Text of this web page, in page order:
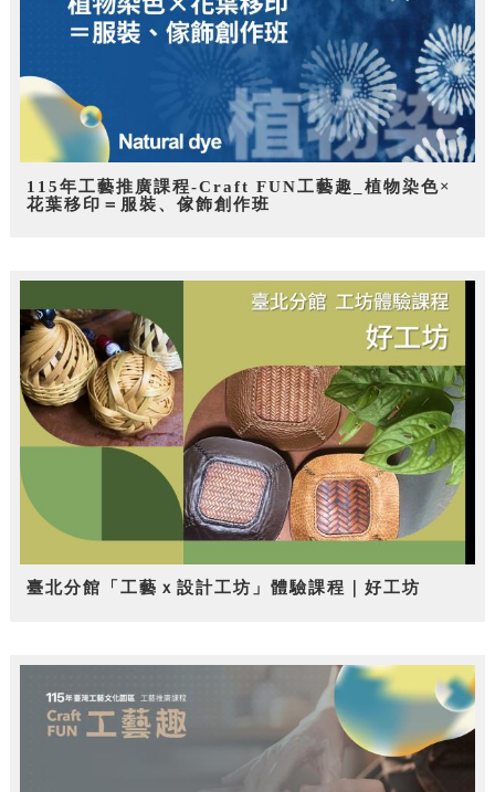
115年工藝推廣課程-Craft FUN工藝趣_植物染色×
花葉移印＝服裝、傢飾創作班
臺北分館「工藝ｘ設計工坊」體驗課程｜好工坊